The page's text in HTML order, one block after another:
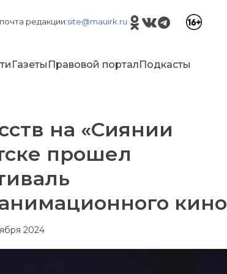
редакции:site@mauirk.ru
Газеты Правовой портал Подкасты
на «Сиянии
прошел
кино
2024